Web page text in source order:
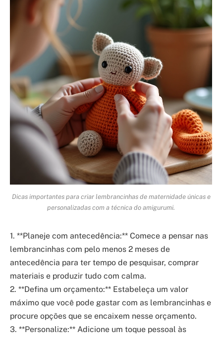
Dicas importantes para criar lembrancinhas de maternidade únicas e
personalizadas com a técnica do amigurumi.
1. **Planeje com antecedência:** Comece a pensar nas
lembrancinhas com pelo menos 2 meses de
antecedência para ter tempo de pesquisar, comprar
materiais e produzir tudo com calma.
2. **Defina um orçamento:** Estabeleça um valor
máximo que você pode gastar com as lembrancinhas e
procure opções que se encaixem nesse orçamento.
3. **Personalize:** Adicione um toque pessoal às